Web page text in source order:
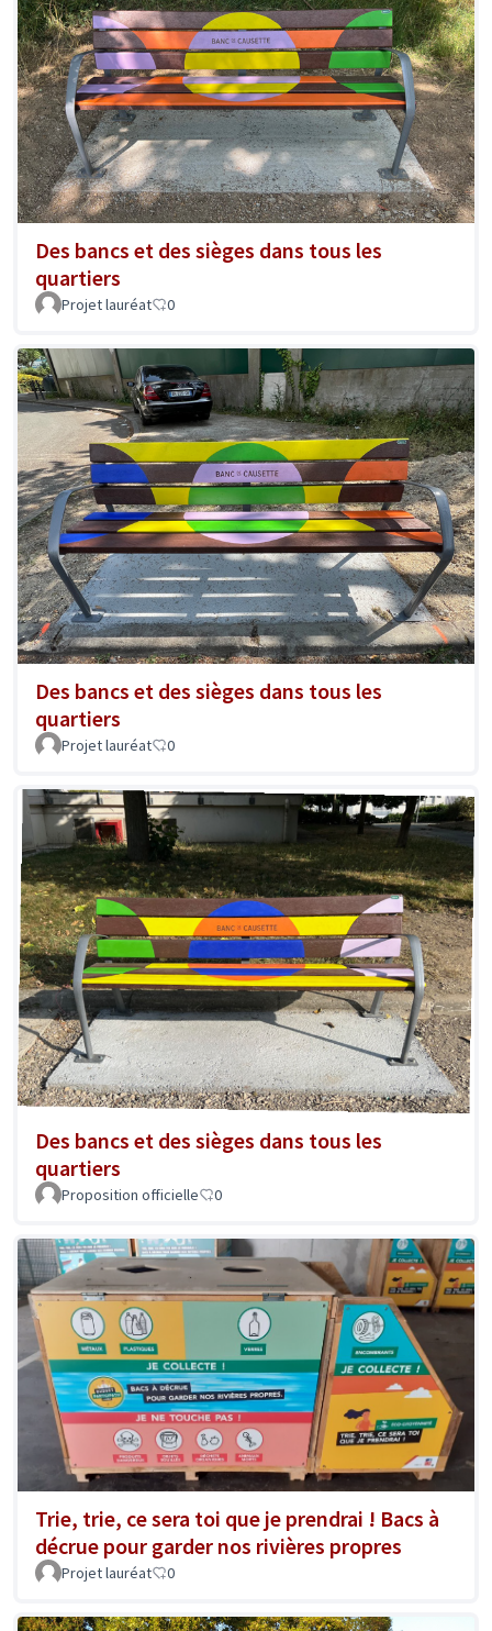
Des bancs et des sièges dans tous les
quartiers
Projet lauréat 0
Des bancs et des sièges dans tous les
quartiers
Projet lauréat 0
Des bancs et des sièges dans tous les
quartiers
Proposition officielle 0
Trie, trie, ce sera toi que je prendrai ! Bacs à
décrue pour garder nos rivières propres
Projet lauréat 0